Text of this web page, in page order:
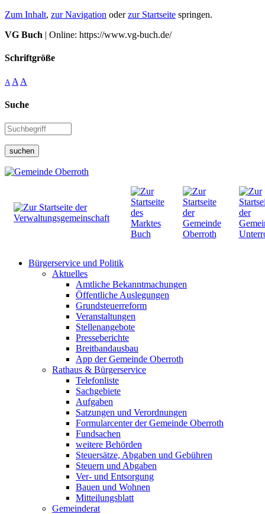
Zum Inhalt, zur Navigation oderzur Startseite springen.
VG Buch | Online: https://www.vg-buch.de/
Schriftgröße
A A A
Suche
suchen
Bürgerservice und Politik
Aktuelles
Amtliche Bekanntmachungen
Öffentliche Auslegungen
Grundsteuerreform
Veranstaltungen
Stellenangebote
Presseberichte
Breitbandausbau
App der Gemeinde Oberroth
Rathaus & Bürgerservice
Telefonliste
Sachgebiete
Aufgaben
Satzungen und Verordnungen
Formularcenter der Gemeinde Oberroth
Fundsachen
weitere Behörden
Steuersätze, Abgaben und Gebühren
Steuern und Abgaben
Ver- und Entsorgung
Bauen und Wohnen
Mitteilungsblatt
Gemeinderat